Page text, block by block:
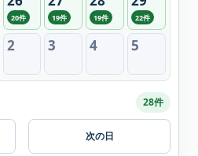
20件 19件 19件 22件
2 3 4 5
28件
次の日